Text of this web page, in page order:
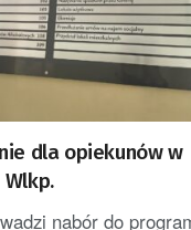
dla opiekunów w
nabór do